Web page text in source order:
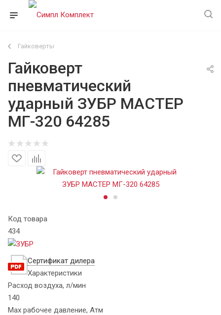
Гайковерты
Гайковерт
пневматический
ударный ЗУБР МАСТЕР
МГ-320 64285
Код товара
434
Сертификат дилера
Характеристики
Расход воздуха, л/мин
140
Max рабочее давление, Атм